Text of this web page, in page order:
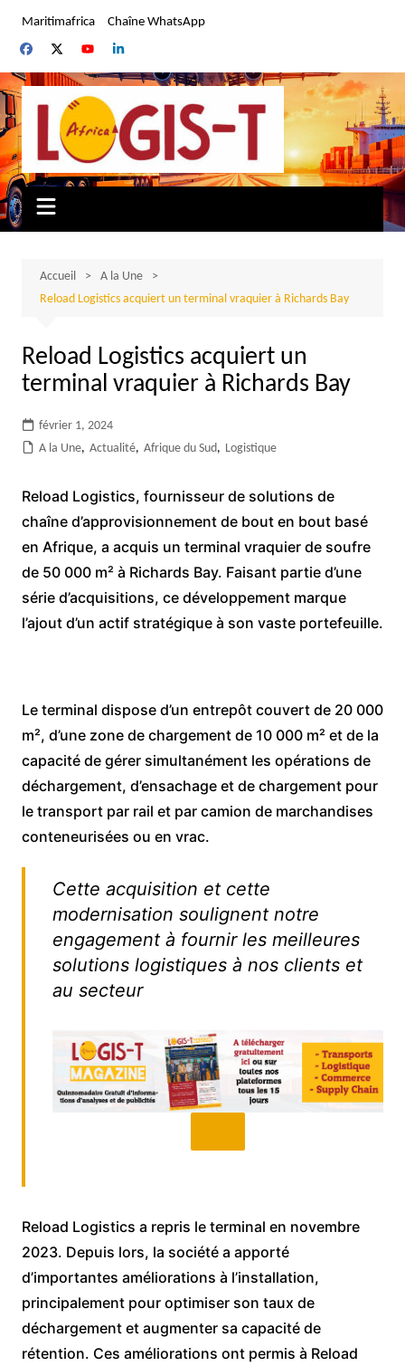
contenu
Maritimafrica Chaîne WhatsApp
Accueil
A la Une
Reload Logistics acquiert un terminal vraquier à Richards Bay
Reload Logistics acquiert un
terminal vraquier à Richards Bay
février 1, 2024
A la Une, Actualité, Afrique du Sud, Logistique
Reload Logistics, fournisseur de solutions de
chaîne d’approvisionnement de bout en bout basé
en Afrique, a acquis un terminal vraquier de soufre
de 50 000 m² à Richards Bay. Faisant partie d’une
série d’acquisitions, ce développement marque
l’ajout d’un actif stratégique à son vaste portefeuille.
Le terminal dispose d’un entrepôt couvert de 20 000
m², d’une zone de chargement de 10 000 m² et de la
capacité de gérer simultanément les opérations de
déchargement, d’ensachage et de chargement pour
le transport par rail et par camion de marchandises
conteneurisées ou en vrac.
Cette acquisition et cette
modernisation soulignent notre
engagement à fournir les meilleures
solutions logistiques à nos clients et
au secteur
Reload Logistics a repris le terminal en novembre
2023. Depuis lors, la société a apporté
d’importantes améliorations à l’installation,
principalement pour optimiser son taux de
déchargement et augmenter sa capacité de
rétention. Ces améliorations ont permis à Reload